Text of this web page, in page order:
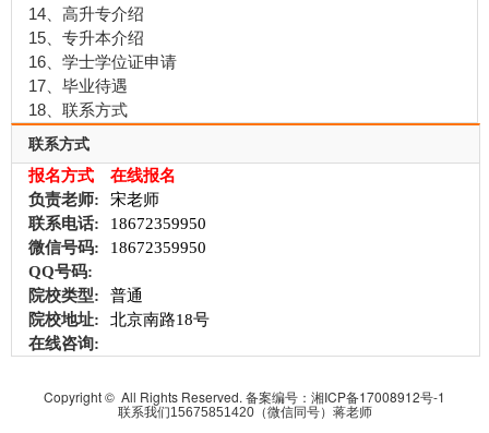
14、高升专介绍
15、专升本介绍
16、学士学位证申请
17、毕业待遇
18、联系方式
联系方式
报名方式
在线报名
负责老师:
宋老师
联系电话:
18672359950
微信号码:
18672359950
QQ号码:
院校类型:
普通
院校地址:
北京南路18号
在线咨询:
Copyright © All Rights Reserved. 备案编号： 湘ICP备17008912号-1
联系我们15675851420（微信同号）蒋老师